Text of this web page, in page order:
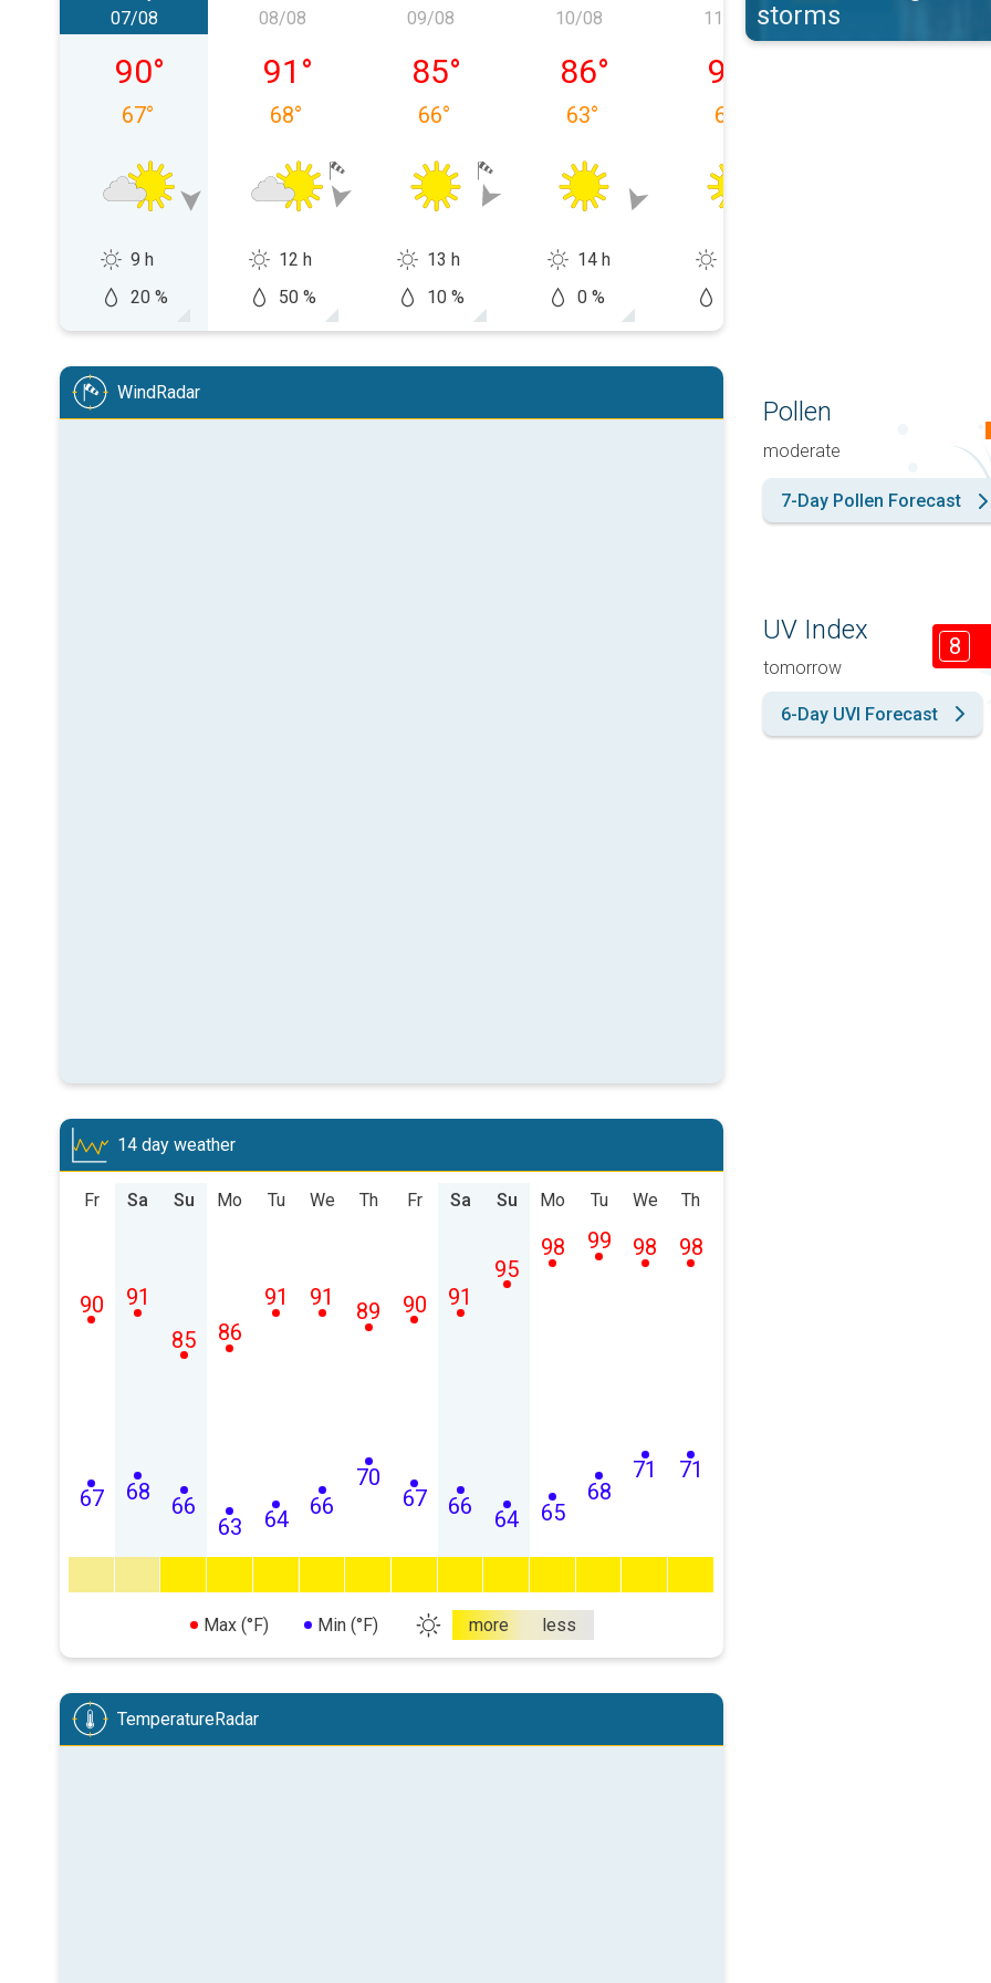
venerdì 07/08
07/08
90°
67°
9 h
20 %
sabato 08/08
08/08
91 °
68°
12 h
50 %
domenica 09/08
09/08
85°
66°
13 h
10 %
lunedì 10/08
10/08
86°
63°
14 h
0 %
martedì 11/08
11/08
91
64
storms
WindRadar
14 day weather
Fr
67
90
Sa
68
91
Su
66
85
Mo
63
86
Tu
64
91
We
66
91
Th
70
89
Fr
67
90
Sa
66
91
Su
64
95
Mo
65
98
Tu
68
99
We
71
98
Th
71
98
Max (°F) Min (°F) more less
TemperatureRadar
Pollen
moderate
7-Day Pollen Forecast
UV Index
tomorrow
8
6-Day UVI Forecast